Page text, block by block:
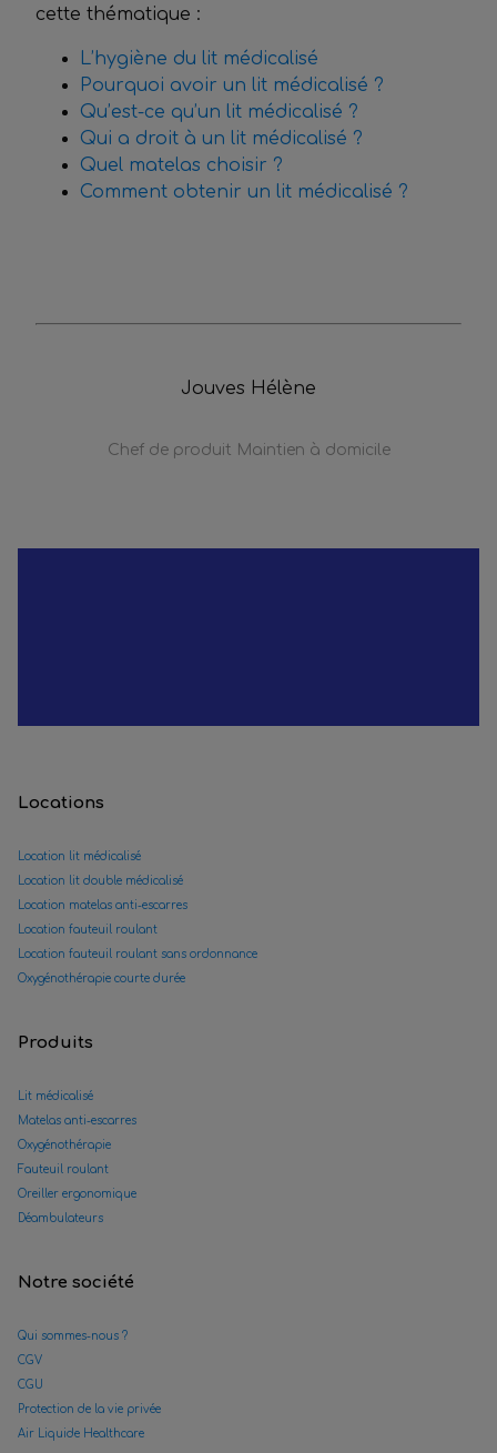
cette thématique :
L’hygiène du lit médicalisé
Pourquoi avoir un lit médicalisé ?
Qu’est-ce qu’un lit médicalisé ?
Qui a droit à un lit médicalisé ?
Quel matelas choisir ?
Comment obtenir un lit médicalisé ?
Jouves Hélène
Chef de produit Maintien à domicile
Locations
Location lit médicalisé
Location lit double médicalisé
Location matelas anti-escarres
Location fauteuil roulant
Location fauteuil roulant sans ordonnance
Oxygénothérapie courte durée
Produits
Lit médicalisé
Matelas anti-escarres
Oxygénothérapie
Fauteuil roulant
Oreiller ergonomique
Déambulateurs
Notre société
Qui sommes-nous ?
CGV
CGU
Protection de la vie privée
Air Liquide Healthcare